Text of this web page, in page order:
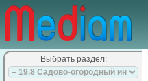
Выбрать раздел: